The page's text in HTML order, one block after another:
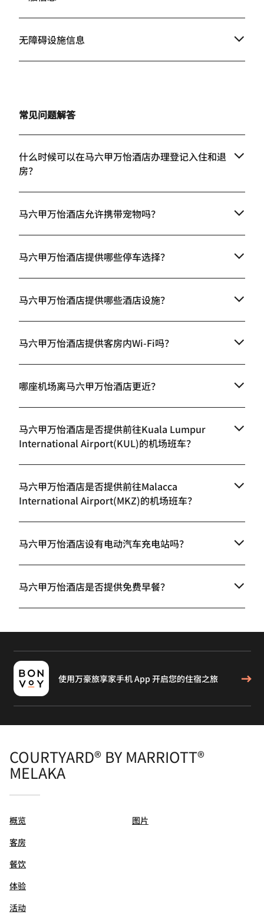
无障碍设施信息
常见问题解答
什么时候可以在马六甲万怡酒店办理登记入住和退
房？
马六甲万怡酒店允许携带宠物吗？
马六甲万怡酒店提供哪些停车选择？
马六甲万怡酒店提供哪些酒店设施？
马六甲万怡酒店提供客房内Wi-Fi吗？
哪座机场离马六甲万怡酒店更近？
马六甲万怡酒店是否提供前往Kuala Lumpur
International Airport(KUL)的机场班车？
马六甲万怡酒店是否提供前往Malacca
International Airport(MKZ)的机场班车？
马六甲万怡酒店设有电动汽车充电站吗？
马六甲万怡酒店是否提供免费早餐？
使用万豪旅享家手机 App 开启您的住宿之旅
COURTYARD® BY MARRIOTT®
MELAKA
概览
客房
餐饮
体验
活动
图片